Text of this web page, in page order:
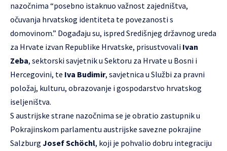
nazočnima “posebno istaknuo važnost zajedništva,
očuvanja hrvatskog identiteta te povezanosti s
domovinom.” Događaju su, ispred Središnjeg državnog ureda
za Hrvate izvan Republike Hrvatske, prisustvovali Ivan
Zeba, sektorski savjetnik u Sektoru za Hrvate u Bosni i
Hercegovini, te Iva Budimir, savjetnica u Službi za pravni
položaj, kulturu, obrazovanje i gospodarstvo hrvatskog
iseljeništva.
S austrijske strane nazočnima se je obratio zastupnik u
Pokrajinskom parlamentu austrijske savezne pokrajine
Salzburg Josef Schöchl, koji je pohvalio dobru integraciju